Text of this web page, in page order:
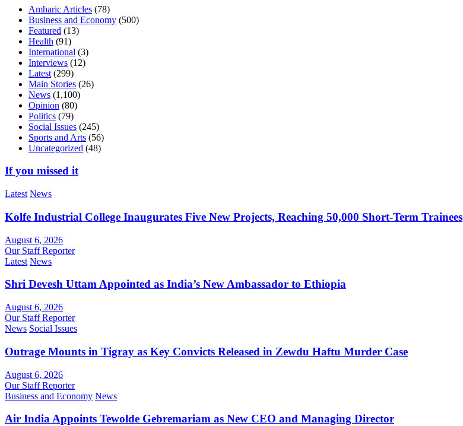
Amharic Articles (78)
Business and Economy (500)
Featured (13)
Health (91)
International (3)
Interviews (12)
Latest (299)
Main Stories (26)
News (1,100)
Opinion (80)
Politics (79)
Social Issues (245)
Sports and Arts (56)
Uncategorized (48)
If you missed it
Latest News
Kolfe Industrial College Inaugurates Five New Projects, Reaching 50,000 Short-Term Trainees
August 6, 2026
Our Staff Reporter
Latest News
Shri Devesh Uttam Appointed as India’s New Ambassador to Ethiopia
August 6, 2026
Our Staff Reporter
News Social Issues
Outrage Mounts in Tigray as Key Convicts Released in Zewdu Haftu Murder Case
August 6, 2026
Our Staff Reporter
Business and Economy News
Air India Appoints Tewolde Gebremariam as New CEO and Managing Director